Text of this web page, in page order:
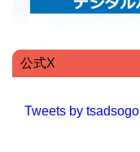
公式X
Tweets by tsadsogo